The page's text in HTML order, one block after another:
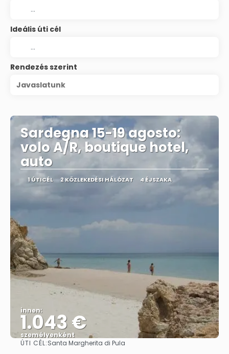
Ideális úti cél
Rendezés szerint
Javaslatunk
Sardegna 15-19 agosto:
volo A/R, boutique hotel,
auto
1 ÚTICÉL 2 KÖZLEKEDÉSI HÁLÓZAT 4 ÉJSZAKA
innen:
1.043 €
személyenként
Megnézem
ÚTI CÉL:Santa Margherita di Pula